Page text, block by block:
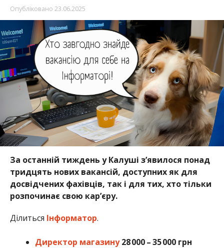
Опубліковано 23.06.2025
За останній тиждень у Калуші з’явилося понад
тридцять нових вакансій, доступних як для
досвідчених фахівців, так і для тих, хто тільки
розпочинає свою кар’єру.
Ділиться Інформатор.
Директор магазину 28 000 – 35 000 грн